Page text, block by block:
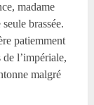
madame
brassée.
patiemment
l’impériale,
malgré